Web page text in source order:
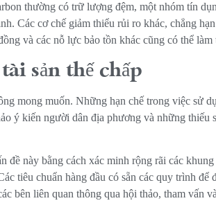
thường có trữ lượng đệm, một nhóm tín
Các cơ chế giảm thiểu rủi ro khác, chẳng
và các nỗ lực bảo tồn khác cũng có thể
sản thế chấp
mong muốn. Những hạn chế trong việc sử
ý kiến ​​người dân địa phương và những thiếu
đề này bằng cách xác minh rộng rãi các
tiêu chuẩn hàng đầu có sẵn các quy trình để
bên liên quan thông qua hội thảo, tham vấn